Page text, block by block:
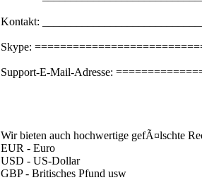
Kontakt:
Skype:
Support-E-Mail-Adresse:
Wir bieten auch hochwertige gefÃ¤lschte
EUR - Euro
USD - US-Dollar
GBP - Britisches Pfund usw